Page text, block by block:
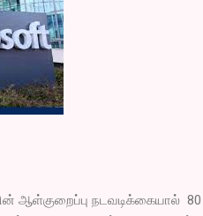
ஆள்குறைப்பு நடவடிக்கையால் 80